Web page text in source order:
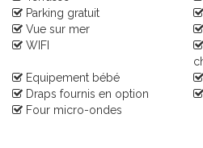
Parking gratuit
Vue sur mer
WIFI
Equipement bébé
Draps fournis en option
Four micro-ondes